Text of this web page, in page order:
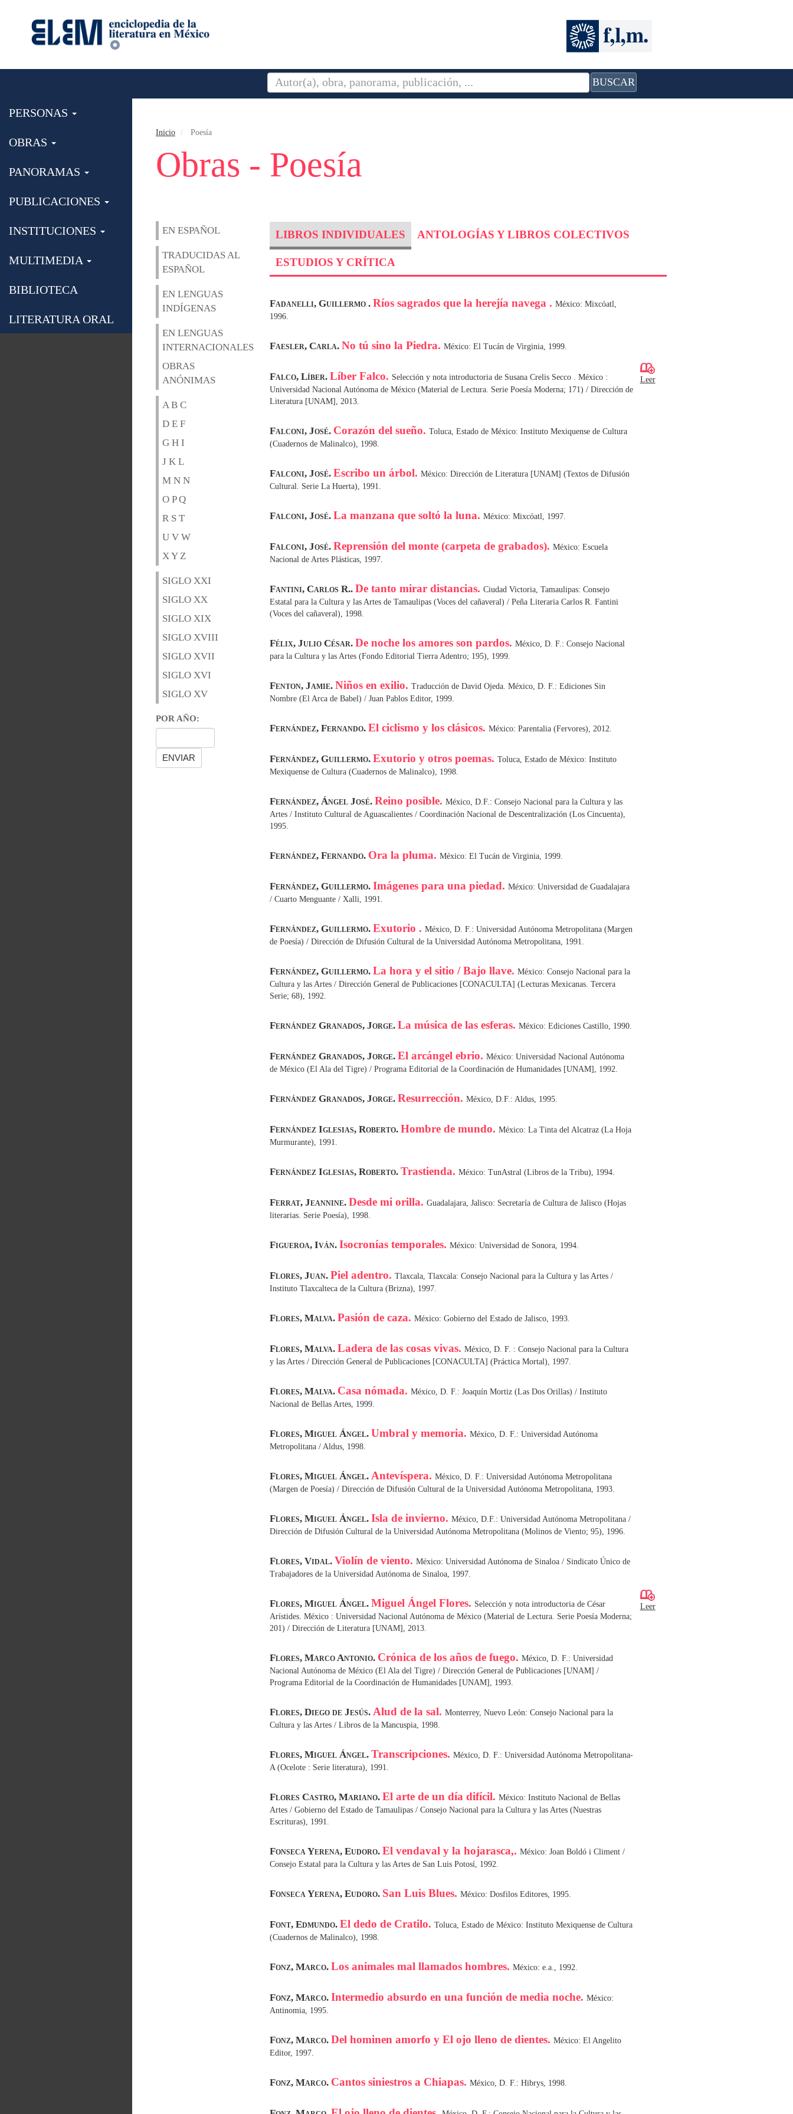
BUSCAR
PERSONAS
OBRAS
PANORAMAS
PUBLICACIONES
INSTITUCIONES
MULTIMEDIA
BIBLIOTECA
LITERATURA ORAL
Inicio Poesía
Obras - Poesía
EN ESPAÑOL
TRADUCIDAS AL
ESPAÑOL
EN LENGUAS
INDÍGENAS
EN LENGUAS
INTERNACIONALES
OBRAS
ANÓNIMAS
A B C
D E F
G H I
J K L
M N N
O P Q
R S T
U V W
X Y Z
SIGLO XXI
SIGLO XX
SIGLO XIX
SIGLO XVIII
SIGLO XVII
SIGLO XVI
SIGLO XV
POR AÑO:
LIBROS INDIVIDUALES ANTOLOGÍAS Y LIBROS COLECTIVOS
ESTUDIOS Y CRÍTICA
Fadanelli, Guillermo . Ríos sagrados que la herejía navega . México: Mixcóatl,
1996.
Faesler, Carla. No tú sino la Piedra. México: El Tucán de Virginia, 1999.
Falco, Líber. Líber Falco. Selección y nota introductoria de Susana Crelis Secco . México :
Universidad Nacional Autónoma de México (Material de Lectura. Serie Poesía Moderna; 171) / Dirección de
Literatura [UNAM], 2013.
Leer
Falconi, José. Corazón del sueño. Toluca, Estado de México: Instituto Mexiquense de Cultura
(Cuadernos de Malinalco), 1998.
Falconi, José. Escribo un árbol. México: Dirección de Literatura [UNAM] (Textos de Difusión
Cultural. Serie La Huerta), 1991.
Falconi, José. La manzana que soltó la luna. México: Mixcóatl, 1997.
Falconi, José. Reprensión del monte (carpeta de grabados). México: Escuela
Nacional de Artes Plásticas, 1997.
Fantini, Carlos R.. De tanto mirar distancias. Ciudad Victoria, Tamaulipas: Consejo
Estatal para la Cultura y las Artes de Tamaulipas (Voces del cañaveral) / Peña Literaria Carlos R. Fantini
(Voces del cañaveral), 1998.
Félix, Julio César. De noche los amores son pardos. México, D. F.: Consejo Nacional
para la Cultura y las Artes (Fondo Editorial Tierra Adentro; 195), 1999.
Fenton, Jamie. Niños en exilio. Traducción de David Ojeda. México, D. F.: Ediciones Sin
Nombre (El Arca de Babel) / Juan Pablos Editor, 1999.
Fernández, Fernando. El ciclismo y los clásicos. México: Parentalia (Fervores), 2012.
Fernández, Guillermo. Exutorio y otros poemas. Toluca, Estado de México: Instituto
Mexiquense de Cultura (Cuadernos de Malinalco), 1998.
Fernández, Ángel José. Reino posible. México, D.F.: Consejo Nacional para la Cultura y las
Artes / Instituto Cultural de Aguascalientes / Coordinación Nacional de Descentralización (Los Cincuenta),
1995.
Fernández, Fernando. Ora la pluma. México: El Tucán de Virginia, 1999.
Fernández, Guillermo. Imágenes para una piedad. México: Universidad de Guadalajara
/ Cuarto Menguante / Xalli, 1991.
Fernández, Guillermo. Exutorio . México, D. F.: Universidad Autónoma Metropolitana (Margen
de Poesía) / Dirección de Difusión Cultural de la Universidad Autónoma Metropolitana, 1991.
Fernández, Guillermo. La hora y el sitio / Bajo llave. México: Consejo Nacional para la
Cultura y las Artes / Dirección General de Publicaciones [CONACULTA] (Lecturas Mexicanas. Tercera
Serie; 68), 1992.
Fernández Granados, Jorge. La música de las esferas. México: Ediciones Castillo, 1990.
Fernández Granados, Jorge. El arcángel ebrio. México: Universidad Nacional Autónoma
de México (El Ala del Tigre) / Programa Editorial de la Coordinación de Humanidades [UNAM], 1992.
Fernández Granados, Jorge. Resurrección. México, D.F.: Aldus, 1995.
Fernández Iglesias, Roberto. Hombre de mundo. México: La Tinta del Alcatraz (La Hoja
Murmurante), 1991.
Fernández Iglesias, Roberto. Trastienda. México: TunAstral (Libros de la Tribu), 1994.
Ferrat, Jeannine. Desde mi orilla. Guadalajara, Jalisco: Secretaría de Cultura de Jalisco (Hojas
literarias. Serie Poesía), 1998.
Figueroa, Iván. Isocronías temporales. México: Universidad de Sonora, 1994.
Flores, Juan. Piel adentro. Tlaxcala, Tlaxcala: Consejo Nacional para la Cultura y las Artes /
Instituto Tlaxcalteca de la Cultura (Brizna), 1997.
Flores, Malva. Pasión de caza. México: Gobierno del Estado de Jalisco, 1993.
Flores, Malva. Ladera de las cosas vivas. México, D. F. : Consejo Nacional para la Cultura
y las Artes / Dirección General de Publicaciones [CONACULTA] (Práctica Mortal), 1997.
Flores, Malva. Casa nómada. México, D. F.: Joaquín Mortiz (Las Dos Orillas) / Instituto
Nacional de Bellas Artes, 1999.
Flores, Miguel Ángel. Umbral y memoria. México, D. F.: Universidad Autónoma
Metropolitana / Aldus, 1998.
Flores, Miguel Ángel. Antevíspera. México, D. F.: Universidad Autónoma Metropolitana
(Margen de Poesía) / Dirección de Difusión Cultural de la Universidad Autónoma Metropolitana, 1993.
Flores, Miguel Ángel. Isla de invierno. México, D.F.: Universidad Autónoma Metropolitana /
Dirección de Difusión Cultural de la Universidad Autónoma Metropolitana (Molinos de Viento; 95), 1996.
Flores, Vidal. Violín de viento. México: Universidad Autónoma de Sinaloa / Sindicato Único de
Trabajadores de la Universidad Autónoma de Sinaloa, 1997.
Flores, Miguel Ángel. Miguel Ángel Flores. Selección y nota introductoria de César
Arístides. México : Universidad Nacional Autónoma de México (Material de Lectura. Serie Poesía Moderna;
201) / Dirección de Literatura [UNAM], 2013.
Leer
Flores, Marco Antonio. Crónica de los años de fuego. México, D. F.: Universidad
Nacional Autónoma de México (El Ala del Tigre) / Dirección General de Publicaciones [UNAM] /
Programa Editorial de la Coordinación de Humanidades [UNAM], 1993.
Flores, Diego de Jesús. Alud de la sal. Monterrey, Nuevo León: Consejo Nacional para la
Cultura y las Artes / Libros de la Mancuspia, 1998.
Flores, Miguel Ángel. Transcripciones. México, D. F.: Universidad Autónoma Metropolitana-
A (Ocelote : Serie literatura), 1991.
Flores Castro, Mariano. El arte de un día difícil. México: Instituto Nacional de Bellas
Artes / Gobierno del Estado de Tamaulipas / Consejo Nacional para la Cultura y las Artes (Nuestras
Escrituras), 1991.
Fonseca Yerena, Eudoro. El vendaval y la hojarasca,. México: Joan Boldó i Climent /
Consejo Estatal para la Cultura y las Artes de San Luis Potosí, 1992.
Fonseca Yerena, Eudoro. San Luis Blues. México: Dosfilos Editores, 1995.
Font, Edmundo. El dedo de Cratilo. Toluca, Estado de México: Instituto Mexiquense de Cultura
(Cuadernos de Malinalco), 1998.
Fonz, Marco. Los animales mal llamados hombres. México: e.a., 1992.
Fonz, Marco. Intermedio absurdo en una función de media noche. México:
Antinomia, 1995.
Fonz, Marco. Del hominen amorfo y El ojo lleno de dientes. México: El Angelito
Editor, 1997.
Fonz, Marco. Cantos siniestros a Chiapas. México, D. F.: Hibrys, 1998.